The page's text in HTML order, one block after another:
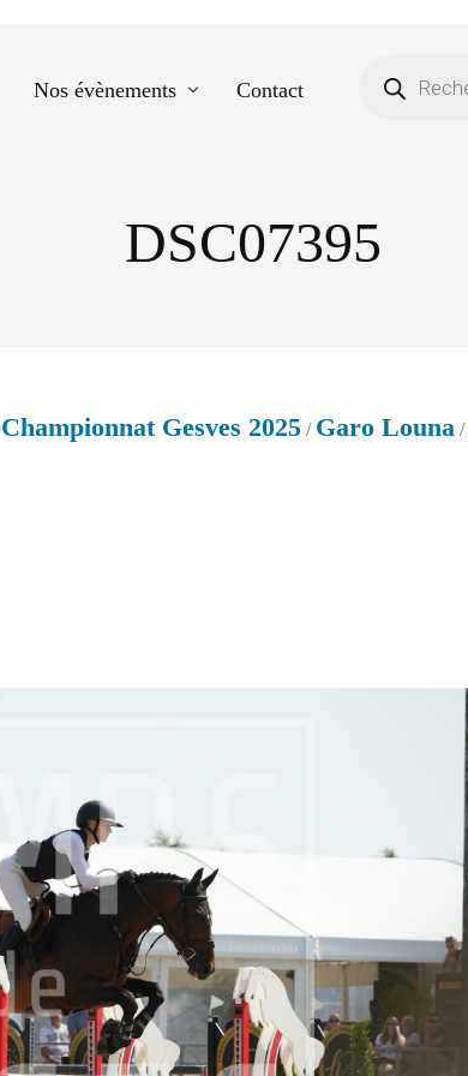
Nos évènements Contact
DSC07395
Championnat Gesves 2025/ Garo Louna /